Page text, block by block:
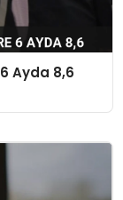
Ayda 8,6